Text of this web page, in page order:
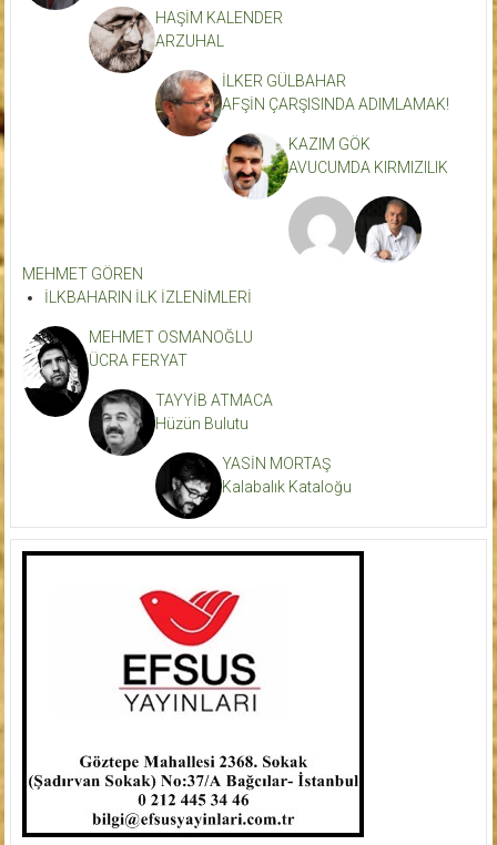
HAŞİM KALENDER
ARZUHAL
İLKER GÜLBAHAR
AFŞİN ÇARŞISINDA ADIMLAMAK!
KAZIM GÖK
AVUCUMDA KIRMIZILIK
MEHMET GÖREN
İLKBAHARIN İLK İZLENİMLERİ
MEHMET OSMANOĞLU
ÜCRA FERYAT
TAYYİB ATMACA
Hüzün Bulutu
YASİN MORTAŞ
Kalabalık Kataloğu